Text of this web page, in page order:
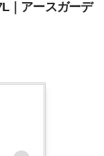
｜アースガーデ